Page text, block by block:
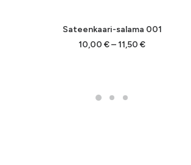
Sateenkaari-salama 001
10,00 €–11,50 €Hintaluokka: